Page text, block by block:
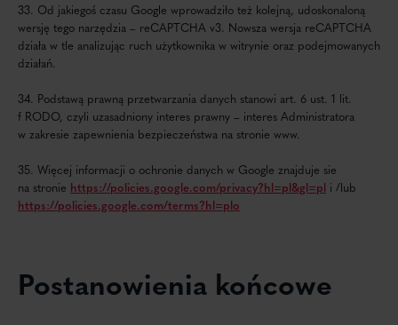
33. Od jakiegoś czasu Google wprowadziło też kolejną, udoskonaloną
wersję tego narzędzia – reCAPTCHA v3. Nowsza wersja reCAPTCHA
działa w tle analizując ruch użytkownika w witrynie oraz podejmowanych
działań.
34. Podstawą prawną przetwarzania danych stanowi art. 6 ust. 1 lit.
f RODO, czyli uzasadniony interes prawny – interes Administratora
w zakresie zapewnienia bezpieczeństwa na stronie www.
35. Więcej informacji o ochronie danych w Google znajduje sie
na stronie https://policies.google.com/privacy?hl=pl&gl=pl i /lub
https://policies.google.com/terms?hl=plo
Postanowienia końcowe